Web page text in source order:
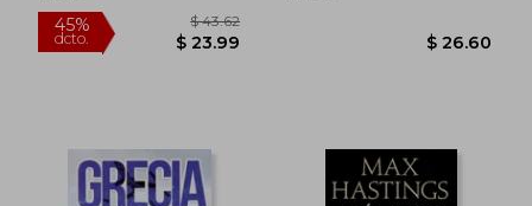
45%
dcto. $ 22.15
45%
dcto.